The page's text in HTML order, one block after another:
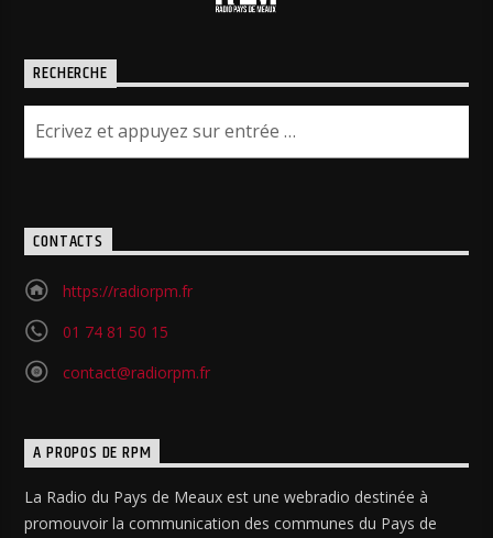
RECHERCHE
CONTACTS
https://radiorpm.fr
01 74 81 50 15
contact@radiorpm.fr
A PROPOS DE RPM
La Radio du Pays de Meaux est une webradio destinée à
promouvoir la communication des communes du Pays de